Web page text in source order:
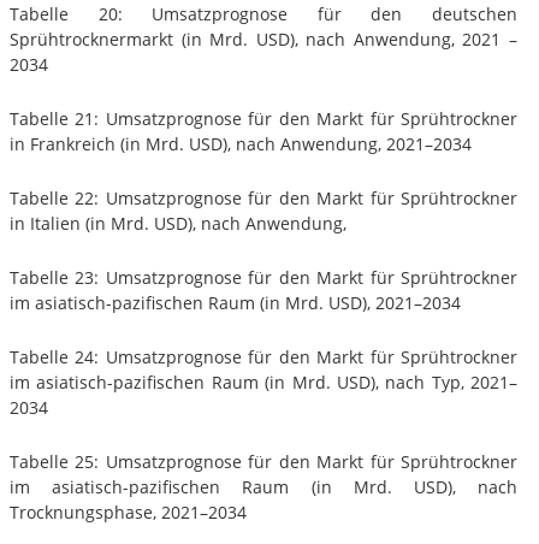
Tabelle 20: Umsatzprognose für den deutschen
Sprühtrocknermarkt (in Mrd. USD), nach Anwendung, 2021 –
2034
Tabelle 21: Umsatzprognose für den Markt für Sprühtrockner
in Frankreich (in Mrd. USD), nach Anwendung, 2021–2034
Tabelle 22: Umsatzprognose für den Markt für Sprühtrockner
in Italien (in Mrd. USD), nach Anwendung,
Tabelle 23: Umsatzprognose für den Markt für Sprühtrockner
im asiatisch-pazifischen Raum (in Mrd. USD), 2021–2034
Tabelle 24: Umsatzprognose für den Markt für Sprühtrockner
im asiatisch-pazifischen Raum (in Mrd. USD), nach Typ, 2021–
2034
Tabelle 25: Umsatzprognose für den Markt für Sprühtrockner
im asiatisch-pazifischen Raum (in Mrd. USD), nach
Trocknungsphase, 2021–2034